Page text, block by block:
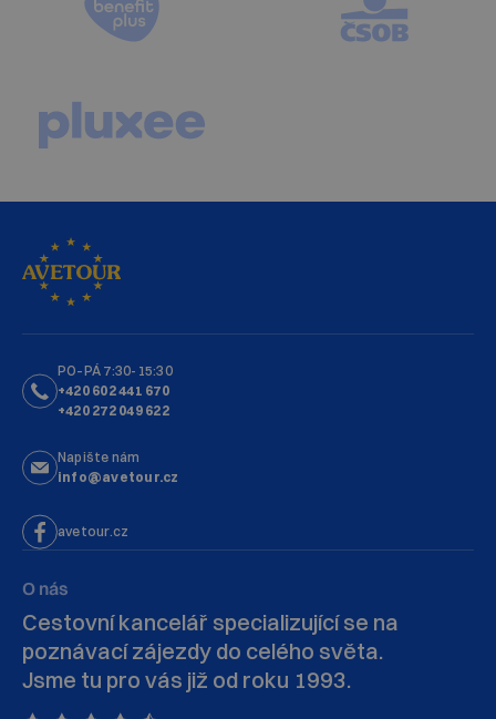
PO–PÁ 7:30-15:30
+420 602 441 670
+420 272 049 622
Napište nám
info@avetour.cz
avetour.cz
O nás
Cestovní kancelář specializující se na
poznávací zájezdy do celého světa.
Jsme tu pro vás již od roku 1993.